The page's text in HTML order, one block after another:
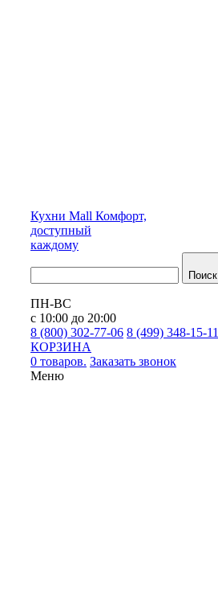
Кухни Mall Комфорт,
доступный
каждому
Поиск
ПН-ВС
с 10:00 до 20:00
8 (800) 302-77-06 8 (499) 348-15-11
КОРЗИНА
0 товаров. Заказать звонок
Меню